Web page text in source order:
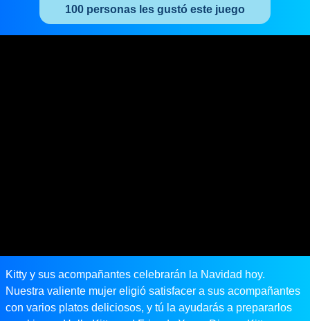
100 personas les gustó este juego
Kitty y sus acompañantes celebrarán la Navidad hoy.
Nuestra valiente mujer eligió satisfacer a sus acompañantes
con varios platos deliciosos, y tú la ayudarás a prepararlos